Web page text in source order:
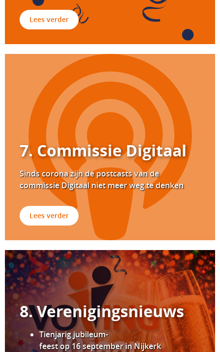
Lees verder
7. Commissie Digitaal
Sinds corona zijn de postcasts van de
commissie Digitaal niet meer weg te denken
Lees verder
8. Verenigingsnieuws
Tienjarig jubileum-
feest op 16 september in Nijkerk